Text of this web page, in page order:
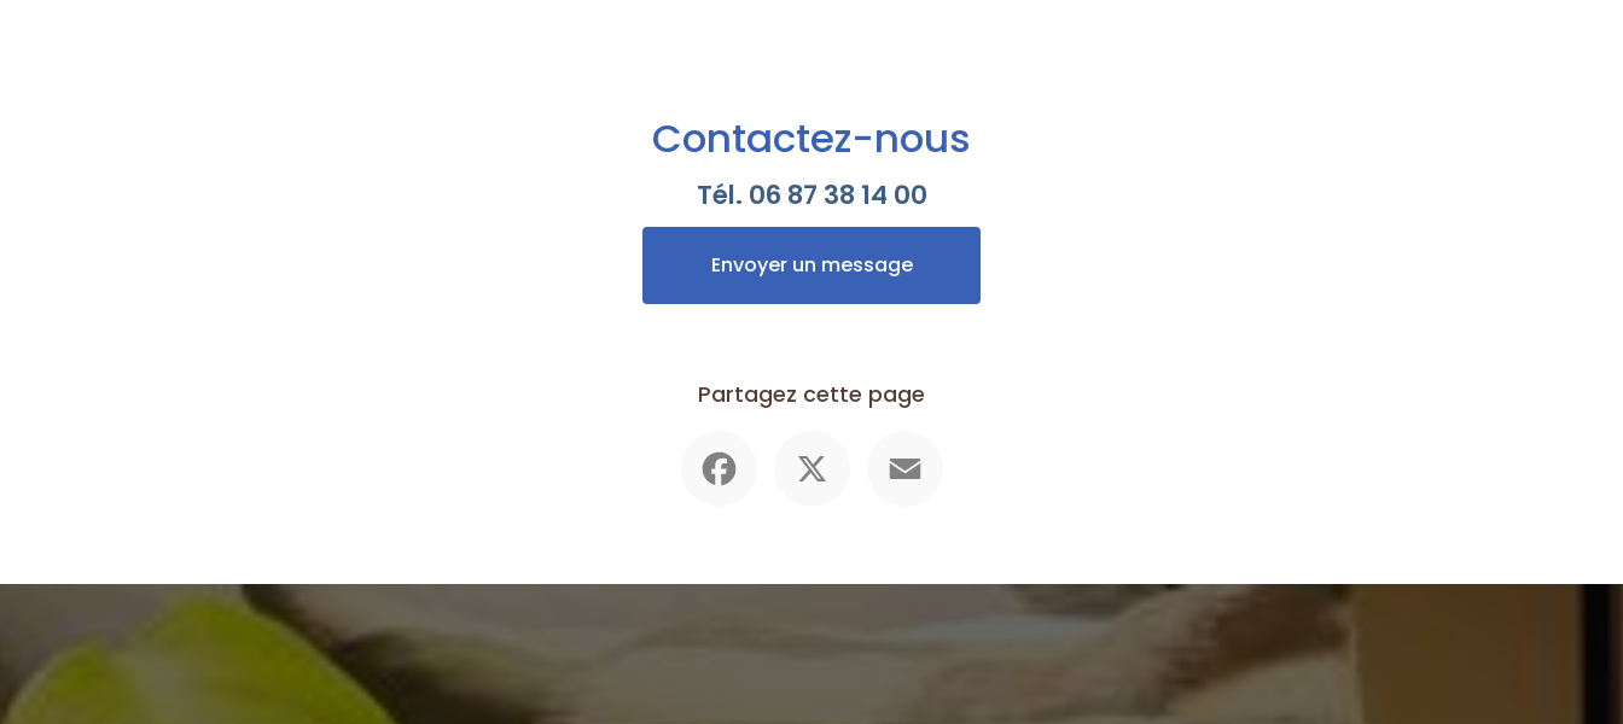
Contactez-nous
Tél. 06 87 38 14 00
Envoyer un message
Partagez cette page